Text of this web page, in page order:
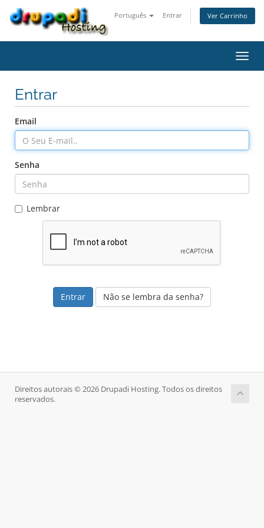
Português Entrar Ver Carrinho
Entrar
Email
Senha
Lembrar
Não se lembra da senha?
Direitos autorais © 2026 Drupadi Hosting. Todos os direitos
reservados.